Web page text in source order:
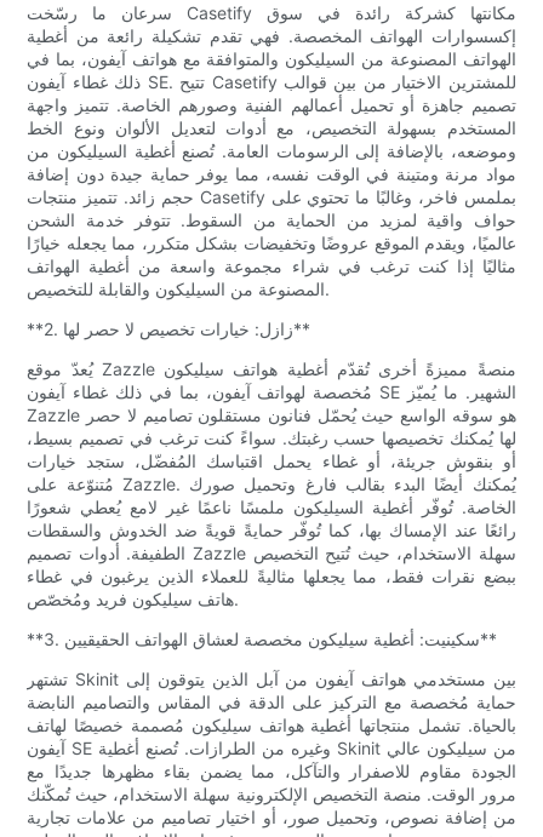
سرعان ما رسّخت Casetify مكانتها كشركة رائدة في سوق
إكسسوارات الهواتف المخصصة. فهي تقدم تشكيلة رائعة من أغطية
الهواتف المصنوعة من السيليكون والمتوافقة مع هواتف آيفون، بما في
ذلك غطاء آيفون SE. تتيح Casetify للمشترين الاختيار من بين قوالب
تصميم جاهزة أو تحميل أعمالهم الفنية وصورهم الخاصة. تتميز واجهة
المستخدم بسهولة التخصيص، مع أدوات لتعديل الألوان ونوع الخط
وموضعه، بالإضافة إلى الرسومات العامة. تُصنع أغطية السيليكون من
مواد مرنة ومتينة في الوقت نفسه، مما يوفر حماية جيدة دون إضافة
حجم زائد. تتميز منتجات Casetify بملمس فاخر، وغالبًا ما تحتوي على
حواف واقية لمزيد من الحماية من السقوط. تتوفر خدمة الشحن
عالميًا، ويقدم الموقع عروضًا وتخفيضات بشكل متكرر، مما يجعله خيارًا
مثاليًا إذا كنت ترغب في شراء مجموعة واسعة من أغطية الهواتف
المصنوعة من السيليكون والقابلة للتخصيص.
**2. زازل: خيارات تخصيص لا حصر لها**
يُعدّ موقع Zazzle منصةً مميزةً أخرى تُقدّم أغطية هواتف سيليكون
مُخصصة لهواتف آيفون، بما في ذلك غطاء آيفون SE الشهير. ما يُميّز
Zazzle هو سوقه الواسع حيث يُحمّل فنانون مستقلون تصاميم لا حصر
لها يُمكنك تخصيصها حسب رغبتك. سواءً كنت ترغب في تصميم بسيط،
أو بنقوش جريئة، أو غطاء يحمل اقتباسك المُفضّل، ستجد خيارات
مُتنوّعة على Zazzle. يُمكنك أيضًا البدء بقالب فارغ وتحميل صورك
الخاصة. تُوفّر أغطية السيليكون ملمسًا ناعمًا غير لامع يُعطي شعورًا
رائعًا عند الإمساك بها، كما تُوفّر حمايةً قويةً ضد الخدوش والسقطات
الطفيفة. أدوات تصميم Zazzle سهلة الاستخدام، حيث تُتيح التخصيص
ببضع نقرات فقط، مما يجعلها مثاليةً للعملاء الذين يرغبون في غطاء
هاتف سيليكون فريد ومُخصّص.
**3. سكينيت: أغطية سيليكون مخصصة لعشاق الهواتف الحقيقيين**
تشتهر Skinit بين مستخدمي هواتف آيفون من آبل الذين يتوقون إلى
حماية مُخصصة مع التركيز على الدقة في المقاس والتصاميم النابضة
بالحياة. تشمل منتجاتها أغطية هواتف سيليكون مُصممة خصيصًا لهاتف
آيفون SE وغيره من الطرازات. تُصنع أغطية Skinit من سيليكون عالي
الجودة مقاوم للاصفرار والتآكل، مما يضمن بقاء مظهرها جديدًا مع
مرور الوقت. منصة التخصيص الإلكترونية سهلة الاستخدام، حيث تُمكّنك
من إضافة نصوص، وتحميل صور، أو اختيار تصاميم من علامات تجارية